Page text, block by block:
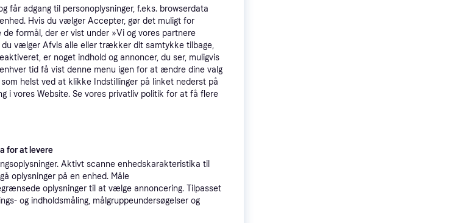
2
94V XL
Pigfri dæk,
55 %,
V (240 km/t)
255/45 R19 104Y XL
Personbil, Størrelsesforhold 45 %,
Hastighedsindeks Y (300 km/t)
1.656 kr.
får adgang til personoplysninger, f.eks. browserdata
Hvis du vælger Accepter, gør det muligt for
formål, der er vist under »Vi og vores partnere
du vælger Afvis alle eller trækker dit samtykke tilbage,
er noget indhold og annoncer, du ser, muligvis
tid få vist denne menu igen for at ændre dine valg
helst ved at klikke Indstillinger på linket nederst på
i vores Website. Se vores privatliv politik for at få flere
for at levere
Aktivt scanne enhedskarakteristika til
oplysninger på en enhed. Måle
oplysninger til at vælge annoncering. Tilpasset
og indholdsmåling, målgruppeundersøgelser og